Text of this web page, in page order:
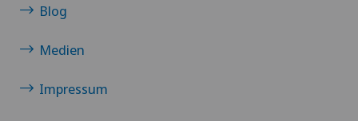
Blog
Medien
Impressum